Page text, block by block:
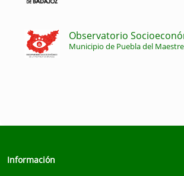
Observatorio
Municipio de Puebla del Maestre
Información